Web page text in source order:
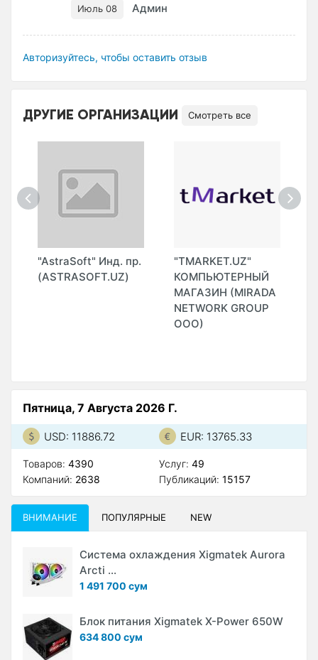
Июль 08 Админ
Авторизуйтесь, чтобы оставить отзыв
ДРУГИЕ ОРГАНИЗАЦИИ Смотреть все
"AstraSoft" Инд. пр.
(ASTRASOFT.UZ)
"TMARKET.UZ"
КОМПЬЮТЕРНЫЙ
МАГАЗИН (MIRADA
NETWORK GROUP
ООО)
Пятница, 7 Августа 2026 Г.
USD: 11886.72 EUR: 13765.33
Товаров: 4390
Компаний: 2638
Услуг: 49
Публикаций: 15157
ВНИМАНИЕ ПОПУЛЯРНЫЕ NEW
Система охлаждения Xigmatek Aurora
Arcti ...
1 491 700 сум
Блок питания Xigmatek X-Power 650W
634 800 сум